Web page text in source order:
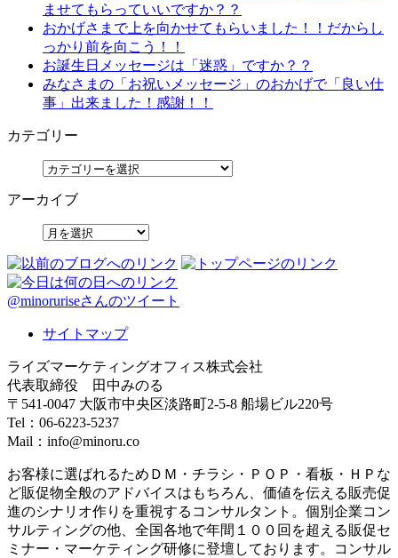
ませてもらっていいですか？？
おかげさまで上を向かせてもらいました！！だからし
っかり前を向こう！！
お誕生日メッセージは「迷惑」ですか？？
みなさまの「お祝いメッセージ」のおかげで「良い仕
事」出来ました！感謝！！
カテゴリー
アーカイブ
@minoruriseさんのツイート
サイトマップ
ライズマーケティングオフィス株式会社
代表取締役 田中みのる
〒541-0047 大阪市中央区淡路町2-5-8 船場ビル220号
Tel：06-6223-5237
Mail：info@minoru.co
お客様に選ばれるためＤＭ・チラシ・ＰＯＰ・看板・ＨＰな
ど販促物全般のアドバイスはもちろん、価値を伝える販売促
進のシナリオ作りを重視するコンサルタント。個別企業コン
サルティングの他、全国各地で年間１００回を超える販促セ
ミナー・マーケティング研修に登壇しております。コンサル